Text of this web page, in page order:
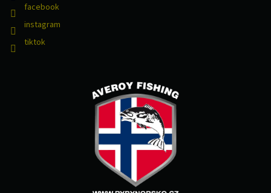
facebook
instagram
tiktok